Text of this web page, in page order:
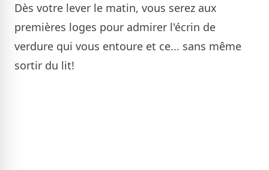
Dès votre lever le matin, vous serez aux
premières loges pour admirer l'écrin de
verdure qui vous entoure et ce... sans même
sortir du lit!